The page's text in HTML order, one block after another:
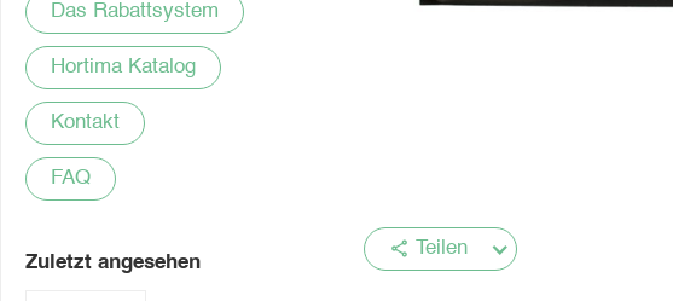
Das Rabattsystem
Hortima Katalog
Kontakt
FAQ
Zuletzt angesehen
share Teilen